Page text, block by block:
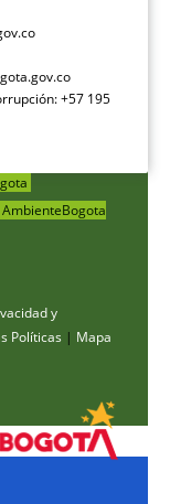
+57 195
AmbienteBogota
y
Políticas | Mapa